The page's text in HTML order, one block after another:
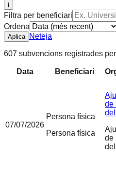
i
Filtra per beneficiari
Ordena
Aplica Neteja
607 subvencions registrades
Data Beneficiari
07/07/2026
Persona física
Persona física
de
de